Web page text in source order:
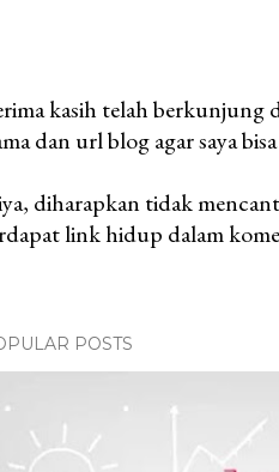
kasih telah berkunjung
dan url blog agar saya
diharapkan tidak
link hidup dalam
POSTS